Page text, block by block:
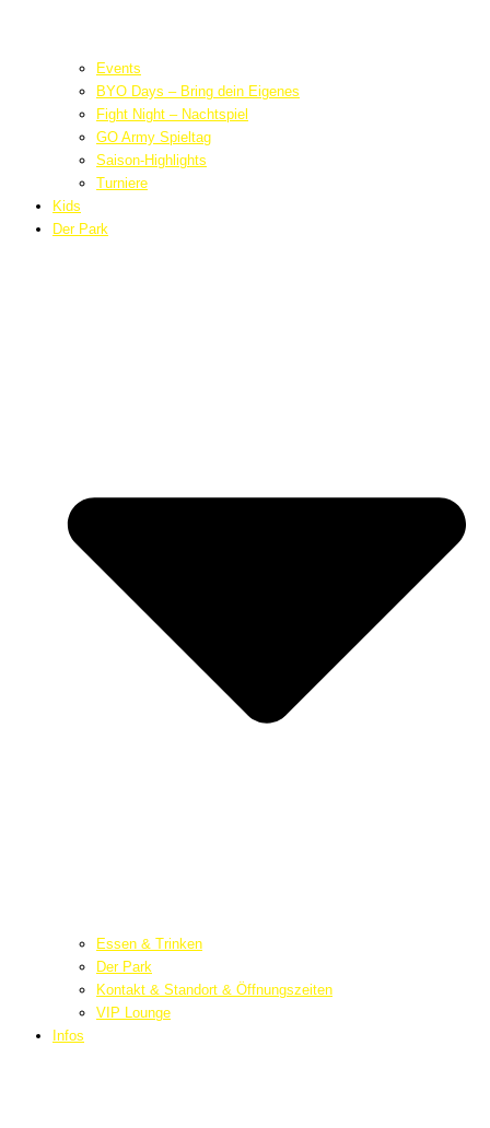
Events
BYO Days – Bring dein Eigenes
Fight Night – Nachtspiel
GO Army Spieltag
Saison-Highlights
Turniere
Kids
Der Park
Essen & Trinken
Der Park
Kontakt & Standort & Öffnungszeiten
VIP Lounge
Infos